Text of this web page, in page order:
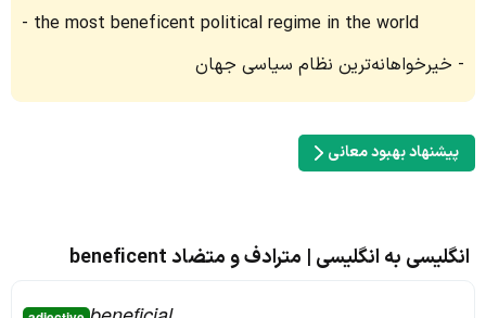
the most beneficent political regime in the world
خیرخواهانه‌ترین نظام سیاسی جهان
پیشنهاد بهبود معانی
انگلیسی به انگلیسی | مترادف و متضاد beneficent